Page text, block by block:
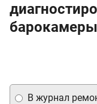
В журнал